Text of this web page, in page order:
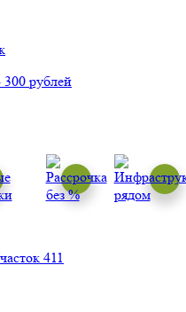
300 рублей
411